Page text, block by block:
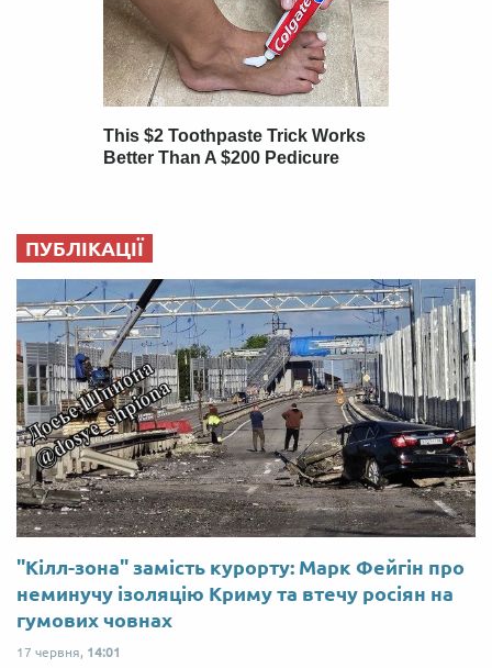
ПУБЛІКАЦІЇ
"Кілл-зона" замість курорту: Марк Фейгін про
неминучу ізоляцію Криму та втечу росіян на
гумових човнах
17 червня, 14:01